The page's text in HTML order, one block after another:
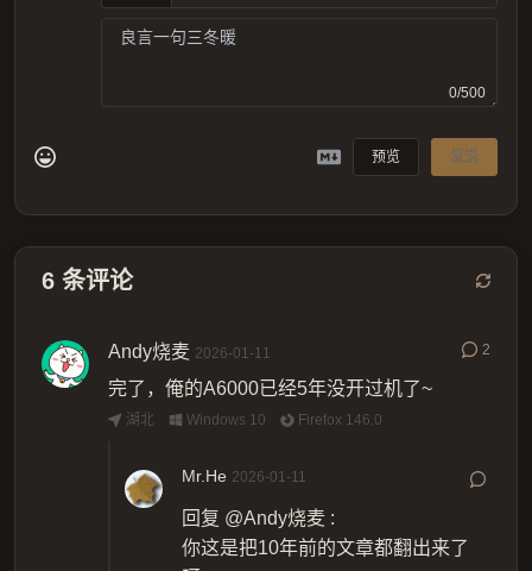
0/500
预览 发送
6 条评论
Andy烧麦 2026-01-11 2
完了，俺的A6000已经5年没开过机了~
湖北 Windows 10 Firefox 146.0
Mr.He 2026-01-11
回复 @Andy烧麦 :
你这是把10年前的文章都翻出来了